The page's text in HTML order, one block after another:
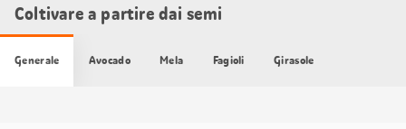
Coltivare a partire dai semi
Generale Avocado Mela Fagioli Girasole